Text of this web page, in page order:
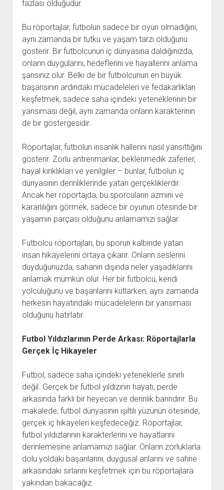
fazlası olduğudur.
Bu röportajlar, futbolun sadece bir oyun olmadığını,
aynı zamanda bir tutku ve yaşam tarzı olduğunu
gösterir. Bir futbolcunun iç dünyasına daldığınızda,
onların duygularını, hedeflerini ve hayallerini anlama
şansınız olur. Belki de bir futbolcunun en büyük
başarısının ardındaki mücadeleleri ve fedakarlıkları
keşfetmek, sadece saha içindeki yeteneklerinin bir
yansıması değil, aynı zamanda onların karakterinin
de bir göstergesidir.
Röportajlar, futbolun insanlık hallerini nasıl yansıttığını
gösterir. Zorlu antrenmanlar, beklenmedik zaferler,
hayal kırıklıkları ve yenilgiler – bunlar, futbolun iç
dünyasının derinliklerinde yatan gerçekliklerdir.
Ancak her röportajda, bu sporcuların azmini ve
kararlılığını görmek, sadece bir oyunun ötesinde bir
yaşamın parçası olduğunu anlamamızı sağlar.
Futbolcu röportajları, bu sporun kalbinde yatan
insan hikayelerini ortaya çıkarır. Onların seslerini
duyduğunuzda, sahanın dışında neler yaşadıklarını
anlamak mümkün olur. Her bir futbolcu, kendi
yolculuğunu ve başarılarını kutlarken, aynı zamanda
herkesin hayatındaki mücadelelerin bir yansıması
olduğunu hatırlatır.
Futbol Yıldızlarının Perde Arkası: Röportajlarla
Gerçek İç Hikayeler
Futbol, sadece saha içindeki yeteneklerle sınırlı
değil. Gerçek bir futbol yıldızının hayatı, perde
arkasında farklı bir heyecan ve derinlik barındırır. Bu
makalede, futbol dünyasının ışıltılı yüzünün ötesinde,
gerçek iç hikayeleri keşfedeceğiz. Röportajlar,
futbol yıldızlarının karakterlerini ve hayatlarını
derinlemesine anlamamızı sağlar. Onların zorluklarla
dolu yoldaki başarılarını, duygusal anlarını ve sahne
arkasındaki sırlarını keşfetmek için bu röportajlara
yakından bakacağız.